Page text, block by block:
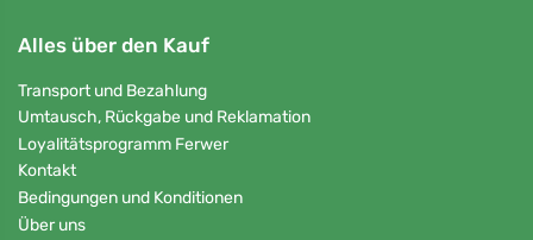
Alles über den Kauf
Transport und Bezahlung
Umtausch, Rückgabe und Reklamation
Loyalitätsprogramm Ferwer
Kontakt
Bedingungen und Konditionen
Über uns